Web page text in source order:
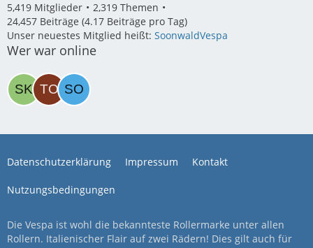
5,419 Mitglieder
2,319 Themen
24,457 Beiträge (4.17 Beiträge pro Tag)
Unser neuestes Mitglied heißt: SoonwaldVespa
Wer war online
Datenschutzerklärung Impressum Kontakt
Nutzungsbedingungen
Die Vespa ist wohl die bekannteste Rollermarke unter allen
Rollern. Italienischer Flair auf zwei Rädern! Dies gilt auch für